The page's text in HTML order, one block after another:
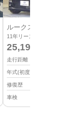
ルークス
11年リース月額定額
25,190
走行距離
年式(初度登録)
修復歴
車検